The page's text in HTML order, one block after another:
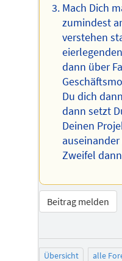
Mach Dich
zumindest
verstehen
dann über
Du dich
dann setzt
Deinen
Zweifel
Beitrag melden
Übersicht alle